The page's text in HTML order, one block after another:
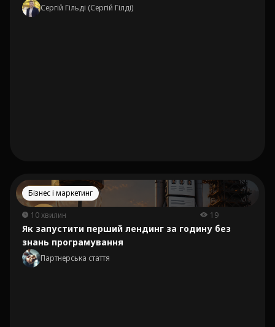
Сергій Гільді (Сергій Гілді)
Бізнес і маркетинг
10 хвилин 19
Як запустити перший лендинг за годину без
знань програмування
Партнерська стаття